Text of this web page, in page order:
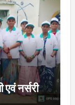
नर्सरी